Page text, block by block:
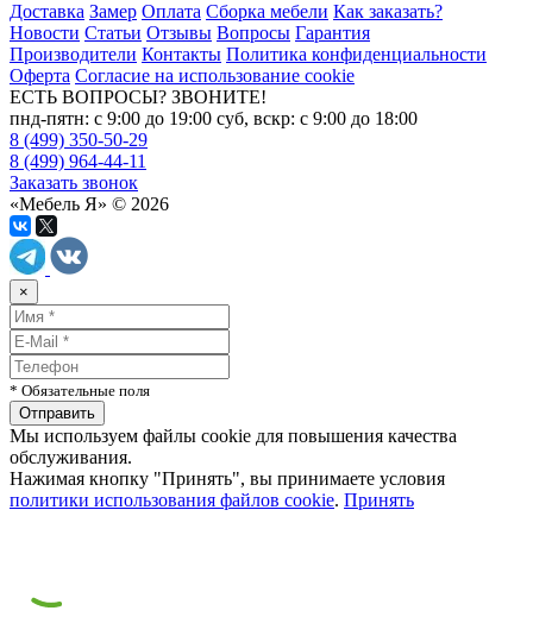
Доставка Замер Оплата Сборка мебели Как заказать?
Новости Статьи Отзывы Вопросы Гарантия
Производители Контакты Политика конфиденциальности
Оферта Согласие на использование cookie
ЕСТЬ ВОПРОСЫ? ЗВОНИТЕ!
пнд-пятн: с 9:00 до 19:00 суб, вскр: с 9:00 до 18:00
8 (499) 350-50-29
8 (499) 964-44-11
Заказать звонок
«Мебель Я» © 2026
×
* Обязательные поля
Мы используем файлы cookie для повышения качества
обслуживания.
Нажимая кнопку "Принять", вы принимаете условия
политики использования файлов cookie. Принять